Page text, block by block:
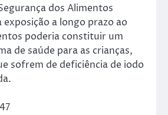
dos Alimentos
exposição a longo prazo ao
poderia constituir um
de saúde para as crianças,
sofrem de deficiência de iodo